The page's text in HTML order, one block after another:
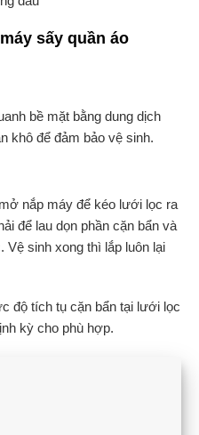
sấy quần áo
bề mặt bằng dung dịch
khô để đảm bảo vệ sinh.
nắp máy để kéo lưới lọc ra
để lau dọn phần cặn bẩn và
sinh xong thì lắp luôn lại
độ tích tụ cặn bẩn tại lưới lọc
kỳ cho phù hợp.